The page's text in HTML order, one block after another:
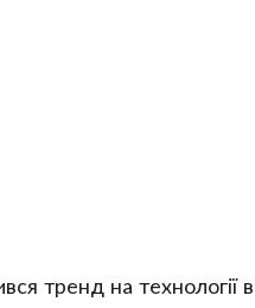
тренд на технології